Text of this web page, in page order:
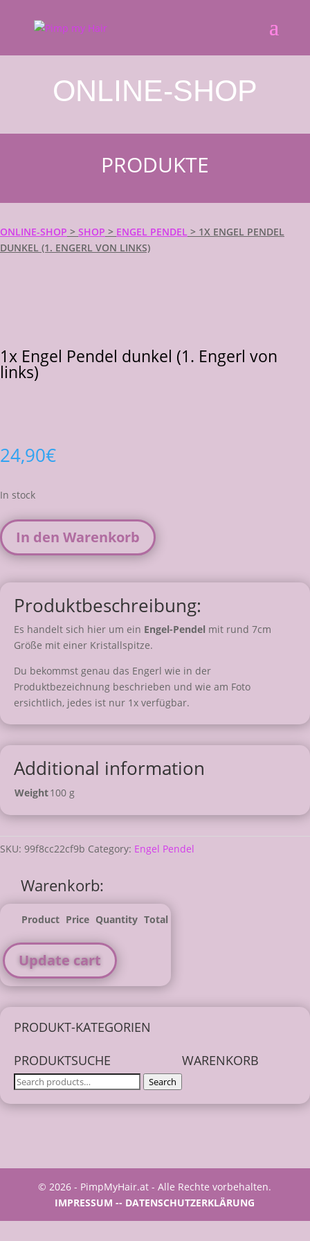
ONLINE-SHOP
PRODUKTE
ONLINE-SHOP > SHOP > ENGEL PENDEL > 1X ENGEL PENDEL
DUNKEL (1. ENGERL VON LINKS)
1x Engel Pendel dunkel (1. Engerl von
links)
24,90€
In stock
In den Warenkorb
Produktbeschreibung:
Es handelt sich hier um ein Engel-Pendel mit rund 7cm
Größe mit einer Kristallspitze.
Du bekommst genau das Engerl wie in der
Produktbezeichnung beschrieben und wie am Foto
ersichtlich, jedes ist nur 1x verfügbar.
Additional information
Weight100 g
SKU: 99f8cc22cf9b Category: Engel Pendel
Warenkorb:
Product Price Quantity Total
Update cart
PRODUKT-KATEGORIEN
PRODUKTSUCHE
Search
Search
WARENKORB
© 2026 - PimpMyHair.at - Alle Rechte vorbehalten.
IMPRESSUM -- DATENSCHUTZERKLÄRUNG